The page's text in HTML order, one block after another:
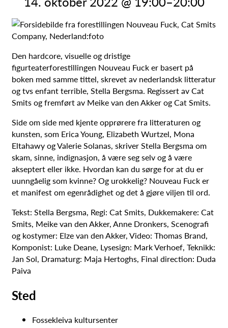
Den hardcore, visuelle og dristige
figurteaterforestillingen Nouveau Fuck er basert på
boken med samme tittel, skrevet av nederlandsk litteratur
og tvs enfant terrible, Stella Bergsma. Regissert av Cat
Smits og fremført av Meike van den Akker og Cat Smits.
Side om side med kjente opprørere fra litteraturen og
kunsten, som Erica Young, Elizabeth Wurtzel, Mona
Eltahawy og Valerie Solanas, skriver Stella Bergsma om
skam, sinne, indignasjon, å være seg selv og å være
akseptert eller ikke. Hvordan kan du sørge for at du er
uunngåelig som kvinne? Og urokkelig? Nouveau Fuck er
et manifest om egenrådighet og det å gjøre viljen til ord.
Tekst: Stella Bergsma, Regi: Cat Smits, Dukkemakere: Cat
Smits, Meike van den Akker, Anne Dronkers, Scenografi
og kostymer: Elze van den Akker, Video: Thomas Brand,
Komponist: Luke Deane, Lysesign: Mark Verhoef, Teknikk:
Jan Sol, Dramaturg: Maja Hertoghs, Final direction: Duda
Paiva
Sted
Fossekleiva kultursenter